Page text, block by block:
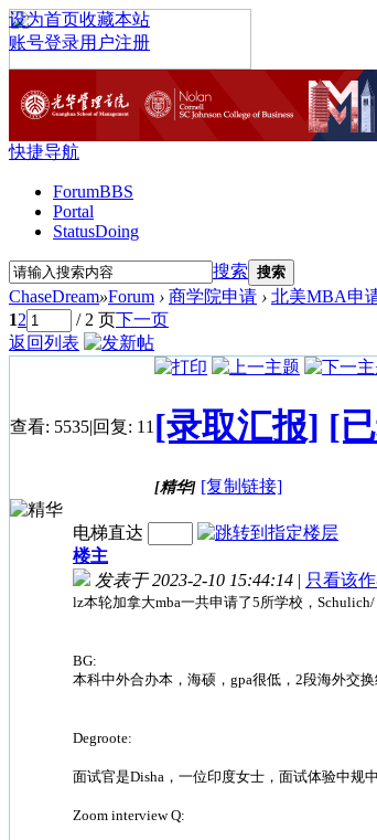
设为首页收藏本站
账号登录用户注册
快捷导航
ForumBBS
Portal
StatusDoing
搜索 搜索
ChaseDream»Forum › 商学院申请 › 北美MBA申
12 / 2 页下一页
返回列表
查看: 5535|回复: 11 [录取汇报] [
[精华] [复制链接]
电梯直达
楼主
发表于 2023-2-10 15:44:14 | 只看该
lz本轮加拿大mba一共申请了5所学校，
BG:
本科中外合办本，海硕，gpa很低，2段海外交
Degroote:
面试官是Disha，一位印度女士，面试体验中规
Zoom interview Q: